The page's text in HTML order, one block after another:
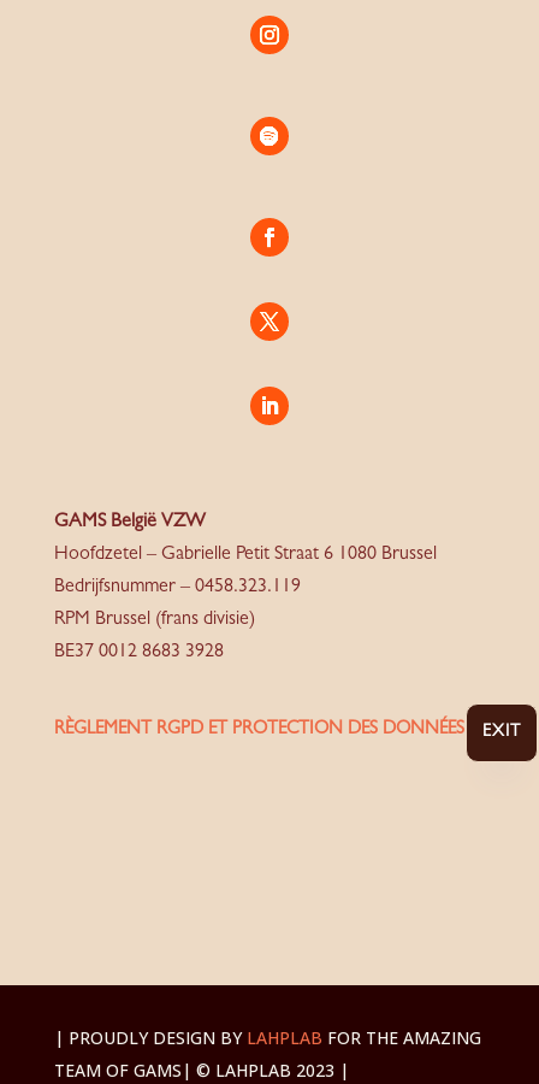
GAMS België VZW
Hoofdzetel – Gabrielle Petit Straat 6 1080 Brussel
Bedrijfsnummer – 0458.323.119
RPM Brussel (frans divisie)
BE37 0012 8683 3928
RÈGLEMENT RGPD ET PROTECTION DES DONNÉES
| PROUDLY DESIGN BY LAHPLAB FOR THE AMAZING
TEAM OF GAMS | © LAHPLAB 2023 |
EXIT